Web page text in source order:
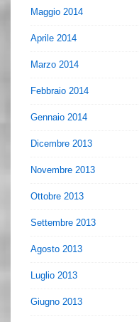
Maggio 2014
Aprile 2014
Marzo 2014
Febbraio 2014
Gennaio 2014
Dicembre 2013
Novembre 2013
Ottobre 2013
Settembre 2013
Agosto 2013
Luglio 2013
Giugno 2013